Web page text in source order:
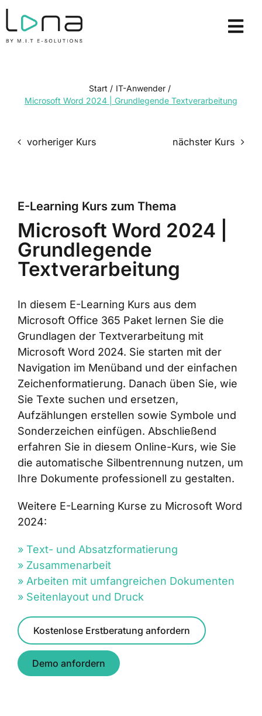
Zum
springen
Lizenzmodelle
Demo anfordern
Login
Start / IT-Anwender/
Microsoft Word 2024 | Grundlegende Textverarbeitung
vorheriger Kurs nächster Kurs
E-Learning Kurs zum Thema
Microsoft Word 2024 |
Grundlegende
Textverarbeitung
In diesem E-Learning Kurs aus dem
Microsoft Office 365 Paket lernen Sie die
Grundlagen der Textverarbeitung mit
Microsoft Word 2024. Sie starten mit der
Navigation im Menüband und der einfachen
Zeichenformatierung. Danach üben Sie, wie
Sie Texte suchen und ersetzen,
Aufzählungen erstellen sowie Symbole und
Sonderzeichen einfügen. Abschließend
erfahren Sie in diesem Online-Kurs, wie Sie
die automatische Silbentrennung nutzen, um
Ihre Dokumente professionell zu gestalten.
Weitere E-Learning Kurse zu Microsoft Word
2024:
» Text- und Absatzformatierung
» Zusammenarbeit
» Arbeiten mit umfangreichen Dokumenten
» Seitenlayout und Druck
Kostenlose Erstberatung anfordern
Demo anfordern